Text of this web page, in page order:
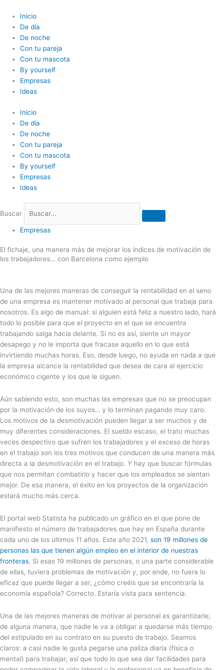
contenido
Inicio
De día
De noche
Con tu pareja
Con tu mascota
By yourself
Empresas
Ideas
Inicio
De día
De noche
Con tu pareja
Con tu mascota
By yourself
Empresas
Ideas
Buscar
Empresas
El fichaje, una manera más de mejorar los índices de motivación de
los trabajadores… con Barcelona como ejemplo
Una de las mejores maneras de conseguir la rentabilidad en el seno
de una empresa es mantener motivado al personal que trabaja para
nosotros. Es algo de manual: si alguien está feliz a nuestro lado, hará
todo lo posible para que el proyecto en el que se encuentra
trabajando salga hacia delante. Si no es así, siente un mayor
desapego y no le importa que fracase aquello en lo que está
invirtiendo muchas horas. Eso, desde luego, no ayuda en nada a que
la empresa alcance la rentabilidad que desea de cara al ejercicio
económico cigente y los que le siguen.
Aún sabiendo esto, son muchas las empresas que no se preocupan
por la motivación de los suyos… y lo terminan pagando muy caro.
Los motivos de la desmotivación pueden llegar a ser muchos y de
muy diferentes consideraciones. El sueldo escaso, el trato muchas
veces despectivo que sufren los trabajadores y el exceso de horas
en el trabajo son los tres motivos que conducen de una manera más
directa a la desmotivación en el trabajo. Y hay que buscar fórmulas
que nos permitan combatirlo y hacer que los empleados se sientan
mejor. De esa manera, el éxito en los proyectos de la organización
estará mucho más cerca.
El portal web Statista ha publicado un gráfico en el que pone de
manifiesto el número de trabajadores que hay en España durante
cada uno de los últimos 11 años. Este año 2021, son 19 millones de
personas las que tienen algún empleo en el interior de nuestras
fronteras. Si esas 19 millones de personas, o una parte considerable
de ellas, tuviera problemas de motivación y, por ende, no fuera lo
eficaz que puede llegar a ser, ¿cómo creéis que se encontraría la
economía española? Correcto. Estaría vista para sentencia.
Una de las mejores maneras de motivar al personal es garantizarle,
de alguna manera, que nadie le va a obligar a quedarse más tiempo
del estipulado en su contrato en su puesto de trabajo. Seamos
claros: a casi nadie le gusta pegarse una paliza diaria (física o
mental) para trabajar, así que todo lo que sea dar facilidades para